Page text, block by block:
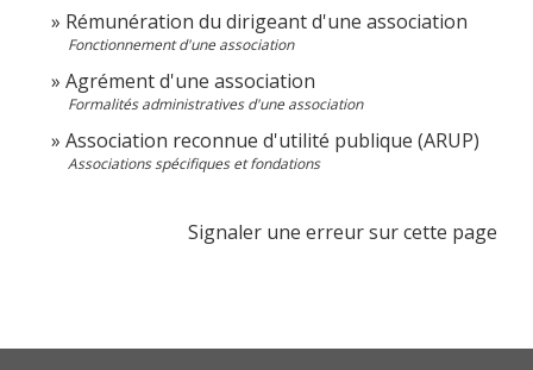
Rémunération du dirigeant d'une association
Fonctionnement d'une association
Agrément d'une association
Formalités administratives d'une association
Association reconnue d'utilité publique (ARUP)
Associations spécifiques et fondations
Signaler une erreur sur cette page